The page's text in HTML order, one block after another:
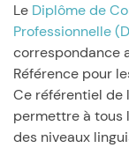
Le Diplôme de
Professionnelle
correspondance
Référence pour
Ce référentiel de
permettre à tous
des niveaux